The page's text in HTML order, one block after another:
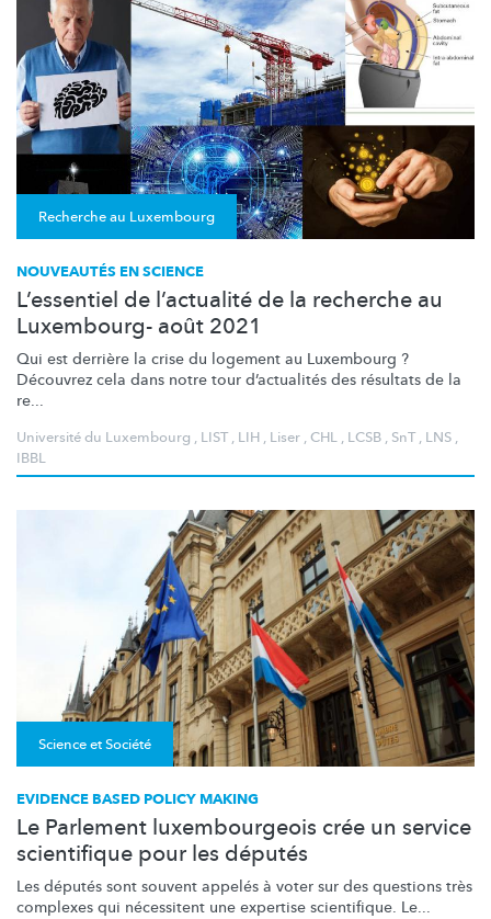
Recherche au Luxembourg
NOUVEAUTÉS EN SCIENCE
L’essentiel de l’actualité de la recherche au
Luxembourg- août 2021
Qui est derrière la crise du logement au Luxembourg ?
Découvrez cela dans notre tour d’actualités des résultats de la
re...
Université du Luxembourg , LIST, LIH , Liser ,CHL , LCSB , SnT, LNS ,
IBBL
Science et Société
EVIDENCE BASED POLICY MAKING
Le Parlement luxembourgeois crée un service
scientifique pour les députés
Les députés sont souvent appelés à voter sur des questions très
complexes qui nécessitent une expertise scientifique. Le...